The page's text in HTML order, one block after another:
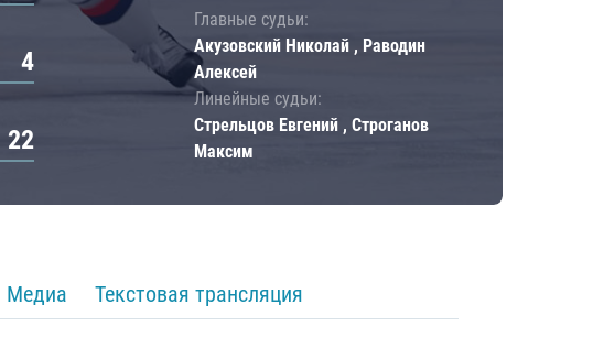
4
22
Главные судьи:
Акузовский Николай , Раводин
Алексей
Линейные судьи:
Стрельцов Евгений , Строганов
Максим
Медиа Текстовая трансляция